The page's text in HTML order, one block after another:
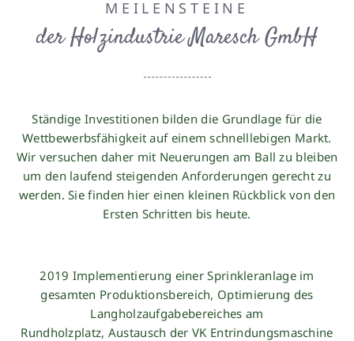
MEILENSTEINE
der Holzindustrie Maresch GmbH
Ständige Investitionen bilden die Grundlage für die
Wettbewerbsfähigkeit auf einem schnelllebigen Markt.
Wir versuchen daher mit Neuerungen am Ball zu bleiben
um den laufend steigenden Anforderungen gerecht zu
werden. Sie finden hier einen kleinen Rückblick von den
Ersten Schritten bis heute.
2019 Implementierung einer Sprinkleranlage im
gesamten Produktionsbereich, Optimierung des
Langholzaufgabebereiches am
Rundholzplatz, Austausch der VK Entrindungsmaschine